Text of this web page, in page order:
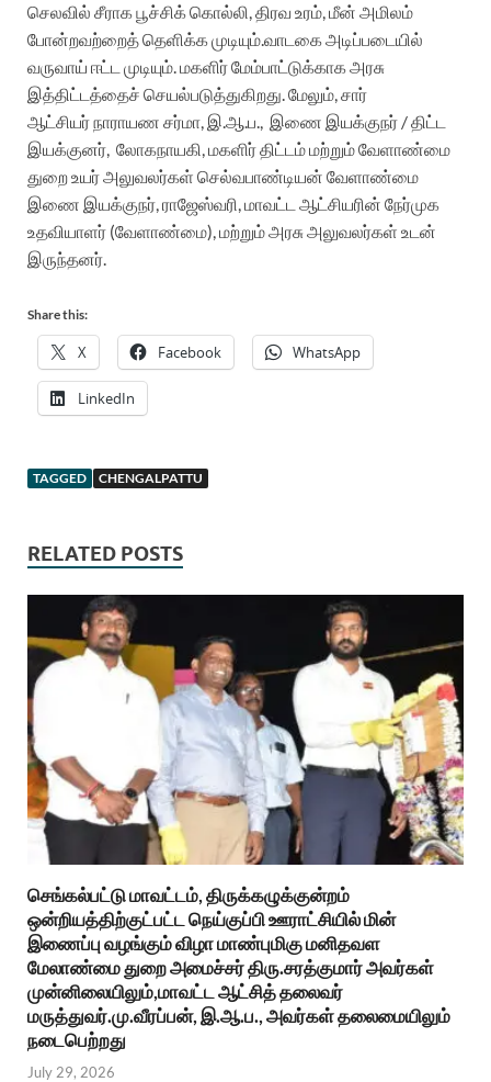
செலவில் சீராக பூச்சிக் கொல்லி, திரவ உரம், மீன் அமிலம்
போன்றவற்றைத் தெளிக்க முடியும்.வாடகை அடிப்படையில்
வருவாய் ஈட்ட முடியும். மகளிர் மேம்பாட்டுக்காக அரசு
இத்திட்டத்தைச் செயல்படுத்துகிறது. மேலும், சார்
ஆட்சியர் நாராயண சர்மா, இ.ஆ.ப., இணை இயக்குநர் / திட்ட
இயக்குனர், லோகநாயகி, மகளிர் திட்டம் மற்றும் வேளாண்மை
துறை உயர் அலுவலர்கள் செல்வபாண்டியன் வேளாண்மை
இணை இயக்குநர், ராஜேஸ்வரி, மாவட்ட ஆட்சியரின் நேர்முக
உதவியாளர் (வேளாண்மை), மற்றும் அரசு அலுவலர்கள் உடன்
இருந்தனர்.
Share this:
X Facebook WhatsApp
LinkedIn
TAGGED CHENGALPATTU
RELATED POSTS
செங்கல்பட்டு மாவட்டம், திருக்கழுக்குன்றம்
ஒன்றியத்திற்குட்பட்ட நெய்குப்பி ஊராட்சியில் மின்
இணைப்பு வழங்கும் விழா மாண்புமிகு மனிதவள
மேலாண்மை துறை அமைச்சர் திரு.சரத்குமார் அவர்கள்
முன்னிலையிலும்,மாவட்ட ஆட்சித் தலைவர்
மருத்துவர்.மு.வீரப்பன், இ.ஆ.ப., அவர்கள் தலைமையிலும்
நடைபெற்றது
July 29, 2026